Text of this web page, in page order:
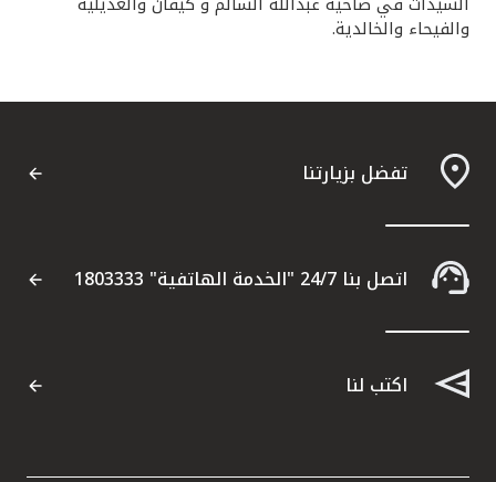
والفيحاء والخالدية.
تفضل بزيارتنا
اتصل بنا 24/7 "الخدمة الهاتفية" 1803333
اكتب لنا